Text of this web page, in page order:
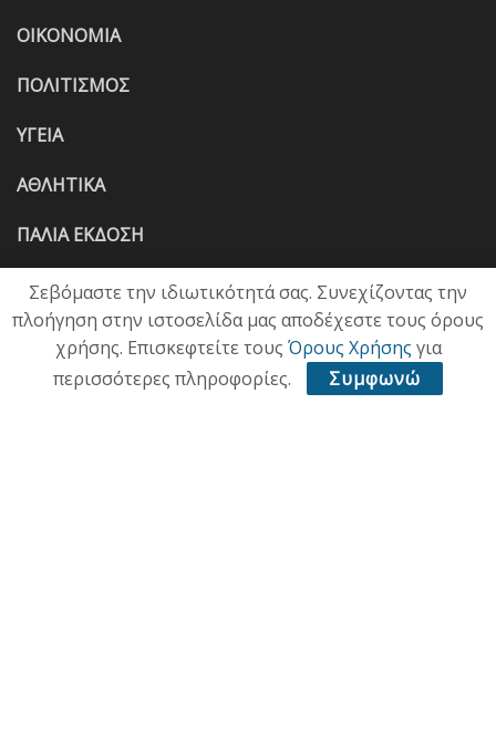
ΟΙΚΟΝΟΜΙΑ
ΠΟΛΙΤΙΣΜΟΣ
ΥΓΕΙΑ
ΑΘΛΗΤΙΚΑ
ΠΑΛΙΑ ΕΚΔΟΣΗ
Σεβόμαστε την ιδιωτικότητά σας. Συνεχίζοντας την
πλοήγηση στην ιστοσελίδα μας αποδέχεστε τους όρους
χρήσης. Επισκεφτείτε τους Όρους Χρήσης για
περισσότερες πληροφορίες.
Συμφωνώ